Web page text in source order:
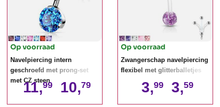
Op voorraad
Navelpiercing intern
geschroefd met prong-set
met CZ steen
11,99 10,79
Op voorraad
Zwangerschap navelpiercing
flexibel met glitterballetjes
3,99 3,59